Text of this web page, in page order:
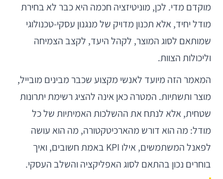
מוקדם מדי. לכן, מוניטיזציה חכמה היא כבר לא בחירת
מודל יחיד, אלא תכנון מדויק של מנגנון עסקי-טכנולוגי
שמותאם לסוג המוצר, לקהל היעד, לקצב הצמיחה
וליכולות הצוות.
המאמר הזה מיועד לאנשי מקצוע שכבר מבינים מובייל,
מוצר ותשתיות. המטרה כאן אינה להציג רשימת יתרונות
שטחית, אלא לנתח את ההשלכות האמיתיות של כל
מודל: מה הוא דורש מהארכיטקטורה, מה הוא עושה
לפאנל המשתמשים, אילו KPI באמת חשובים, ואיך
בוחרים נכון בהתאם לסוג האפליקציה והשלב העסקי.